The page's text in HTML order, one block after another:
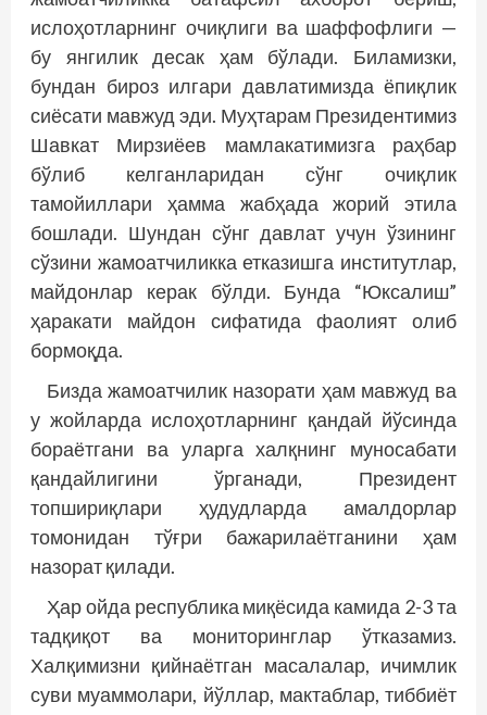
ислоҳотларнинг очиқлиги ва шаффофлиги —
бу янгилик десак ҳам бўлади. Биламизки,
бундан бироз илгари давлатимизда ёпиқлик
сиёсати мавжуд эди. Муҳтарам Президентимиз
Шавкат Мирзиёев мамлакатимизга раҳбар
бўлиб келганларидан сўнг очиқлик
тамойиллари ҳамма жабҳада жорий этила
бошлади. Шундан сўнг давлат учун ўзининг
сўзини жамоатчиликка етказишга институтлар,
майдонлар керак бўлди. Бунда “Юксалиш”
ҳаракати майдон сифатида фаолият олиб
бормоқда.
Бизда жамоатчилик назорати ҳам мавжуд ва
у жойларда ислоҳотларнинг қандай йўсинда
бораётгани ва уларга халқнинг муносабати
қандайлигини ўрганади, Президент
топшириқлари ҳудудларда амалдорлар
томонидан тўғри бажарилаётганини ҳам
назорат қилади.
Ҳар ойда республика миқёсида камида 2-3 та
тадқиқот ва мониторинглар ўтказамиз.
Халқимизни қийнаётган масалалар, ичимлик
суви муаммолари, йўллар, мактаблар, тиббиёт